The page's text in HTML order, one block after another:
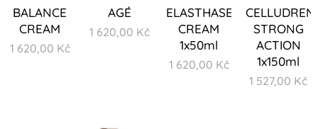
BALANCE
CREAM
1 620,00 Kč
AGÉ
1 620,00 Kč
ELASTHASE
CREAM
1x50ml
1 620,00 Kč
CELLUDREN
STRONG
ACTION
1x150ml
1 527,00 Kč